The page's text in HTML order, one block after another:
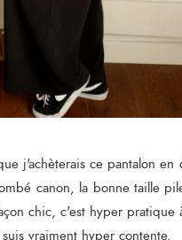
j'achèterais ce pantalon
canon, la bonne taille
chic, c'est hyper
vraiment hyper contente.